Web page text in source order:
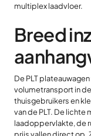
multiplex laadvloer.
Breed
De PLT
volumetransport in
thuisgebruikers en
van de PLT. De
laadoppervlakte, de
prijs vallen direct op.